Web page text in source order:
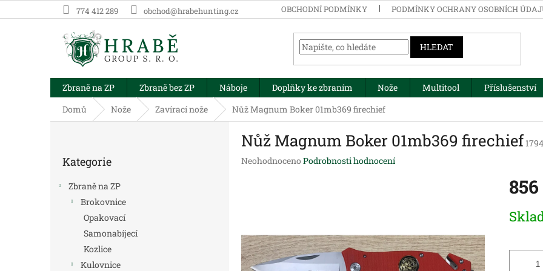
na
774 412 289 obchod@hrabehunting.cz OBCHODNÍ PODMÍNKY PODMÍNKY OCHRANY OSOBNÍCH
HLEDAT
Zbraně na ZP Zbraně bez ZP Náboje Doplňky ke zbraním Nože Multitool Příslušenství
Domů
Nože Zavírací nože Nůž Magnum Boker 01mb369 firechief
kategorie
Kategorie
Zbraně na ZP
Brokovnice
Opakovací
Samonabíjecí
Kozlice
Kulovnice
Nůž Magnum Boker 01mb369 firechief 1794
Průměrné
hvězdiček.
Neohodnoceno Podrobnosti hodnocení
cena: